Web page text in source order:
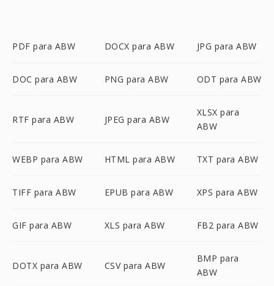
PDF para ABW DOCX para ABW JPG para ABW
DOC para ABW PNG para ABW ODT para ABW
RTF para ABW JPEG para ABW
XLSX para
ABW
WEBP para ABW HTML para ABW TXT para ABW
TIFF para ABW EPUB para ABW XPS para ABW
GIF para ABW XLS para ABW FB2 para ABW
DOTX para ABW CSV para ABW
BMP para
ABW